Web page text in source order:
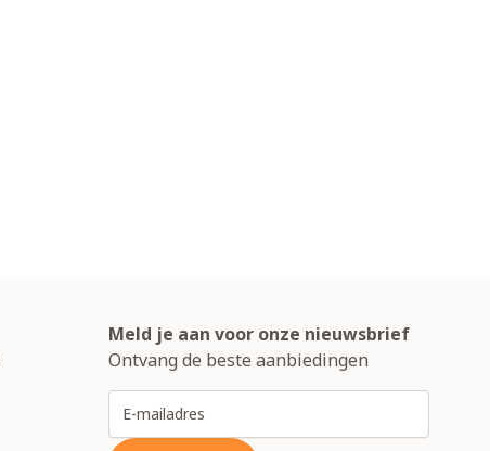
Meld je aan voor onze nieuwsbrief
Ontvang de beste aanbiedingen
E-mailadres